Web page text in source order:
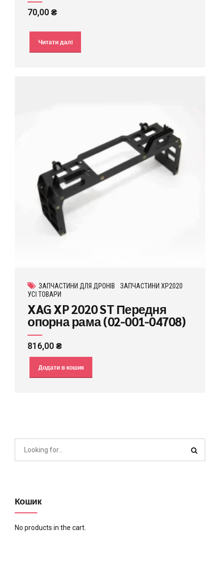
70,00₴
Читати далі
ЗАПЧАСТИНИ ДЛЯ ДРОНІВ
ЗАПЧАСТИНИ XP2020
УСІ ТОВАРИ
XAG XP 2020 ST Передня
опорна рама (02-001-04708)
816,00₴
Додати в кошик
Кошик
No products in the cart.